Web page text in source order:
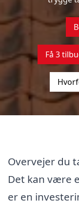
Få 3
Overvejer du
Det kan være
er en